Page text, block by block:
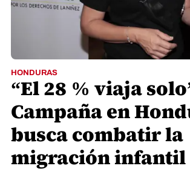
HONDURAS
“El 28 % viaja
Campaña en
busca combatir la
migración infantil